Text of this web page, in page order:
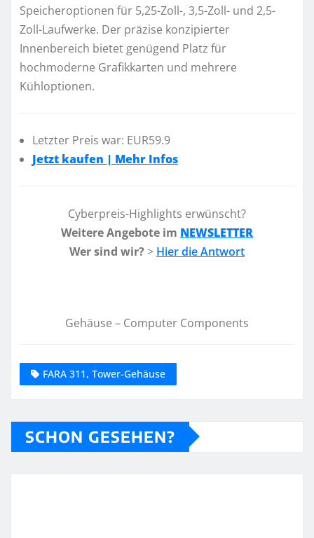
Speicheroptionen für 5,25-Zoll-, 3,5-Zoll- und 2,5-
Zoll-Laufwerke. Der präzise konzipierter
Innenbereich bietet genügend Platz für
hochmoderne Grafikkarten und mehrere
Kühloptionen.
Letzter Preis war: EUR59.9
Jetzt kaufen | Mehr Infos
Cyberpreis-Highlights erwünscht?
Weitere Angebote im NEWSLETTER
Wer sind wir? > Hier die Antwort
Gehäuse – Computer Components
FARA 311, Tower-Gehäuse
SCHON GESEHEN?